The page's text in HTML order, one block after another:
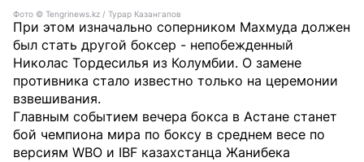
Фото ©️ Tengrinews.kz / Турар Казангапов
При этом изначально соперником Махмуда должен
был стать другой боксер - непобежденный
Николас Тордесилья из Колумбии. О замене
противника стало известно только на церемонии
взвешивания.
Главным событием вечера бокса в Астане станет
бой чемпиона мира по боксу в среднем весе по
версиям WBO и IBF казахстанца Жанибека